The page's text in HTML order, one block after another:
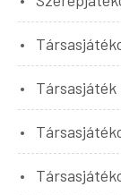
Társasjáték